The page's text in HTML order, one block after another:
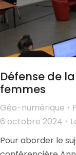
Défense de
femmes
Géo-numérique
6 octobre 2024
Pour aborder le